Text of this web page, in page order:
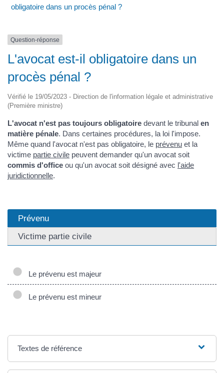
obligatoire dans un procès pénal ?
Question-réponse
L'avocat est-il obligatoire dans un
procès pénal ?
Vérifié le 19/05/2023 - Direction de l'information légale et administrative
(Première ministre)
L'avocat n'est pas toujours obligatoire devant le tribunal en
matière pénale. Dans certaines procédures, la loi l'impose.
Même quand l'avocat n'est pas obligatoire, le prévenu et la
victime partie civile peuvent demander qu'un avocat soit
commis d'office ou qu'un avocat soit désigné avec l'aide
juridictionnelle.
Prévenu
Victime partie civile
Le prévenu est majeur
Le prévenu est mineur
Textes de référence